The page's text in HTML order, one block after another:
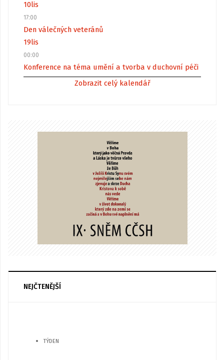
10lis
17:00
Den válečných veteránů
19lis
00:00
Konference na téma umění a tvorba v duchovní péči
Zobrazit celý kalendář
NEJČTENĚJŠÍ
TÝDEN